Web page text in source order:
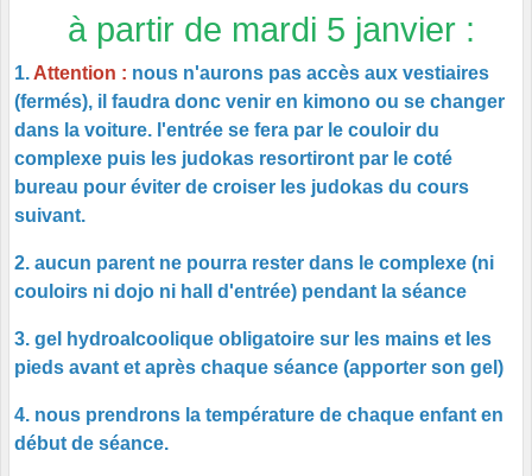
à partir de mardi 5 janvier :
1. Attention : nous n'aurons pas accès aux vestiaires
(fermés), il faudra donc venir en kimono ou se changer
dans la voiture. l'entrée se fera par le couloir du
complexe puis les judokas resortiront par le coté
bureau pour éviter de croiser les judokas du cours
suivant.
2. aucun parent ne pourra rester dans le complexe (ni
couloirs ni dojo ni hall d'entrée) pendant la séance
3. gel hydroalcoolique obligatoire sur les mains et les
pieds avant et après chaque séance (apporter son gel)
4. nous prendrons la température de chaque enfant en
début de séance.